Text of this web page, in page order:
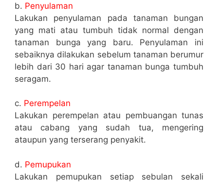
b. Penyulaman
Lakukan penyulaman pada tanaman bungan
yang mati atau tumbuh tidak normal dengan
tanaman bunga yang baru. Penyulaman ini
sebaiknya dilakukan sebelum tanaman berumur
lebih dari 30 hari agar tanaman bunga tumbuh
seragam.
c. Perempelan
Lakukan perempelan atau pembuangan tunas
atau cabang yang sudah tua, mengering
ataupun yang terserang penyakit.
d. Pemupukan
Lakukan pemupukan setiap sebulan sekali